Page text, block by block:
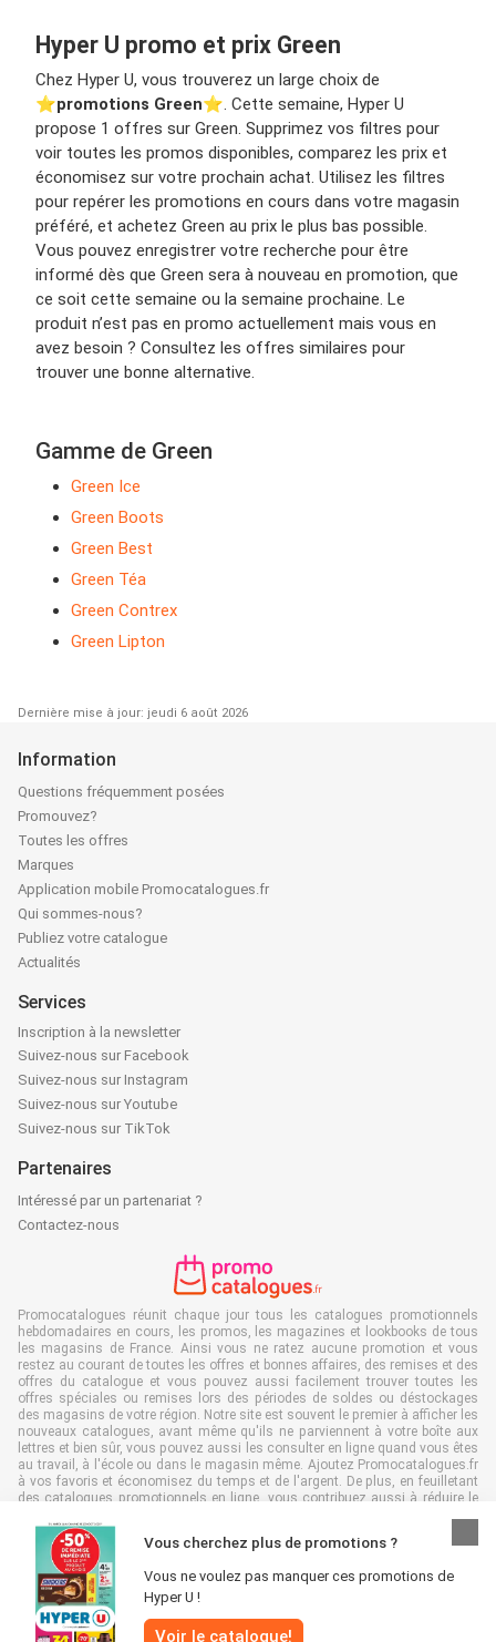
Hyper U promo et prix Green
Chez Hyper U, vous trouverez un large choix de
⭐️promotions Green⭐️. Cette semaine, Hyper U
propose 1 offres sur Green. Supprimez vos filtres pour
voir toutes les promos disponibles, comparez les prix et
économisez sur votre prochain achat. Utilisez les filtres
pour repérer les promotions en cours dans votre magasin
préféré, et achetez Green au prix le plus bas possible.
Vous pouvez enregistrer votre recherche pour être
informé dès que Green sera à nouveau en promotion, que
ce soit cette semaine ou la semaine prochaine. Le
produit n’est pas en promo actuellement mais vous en
avez besoin ? Consultez les offres similaires pour
trouver une bonne alternative.
Gamme de Green
Green Ice
Green Boots
Green Best
Green Téa
Green Contrex
Green Lipton
Dernière mise à jour: jeudi 6 août 2026
Vous cherchez plus de promotions ?
Vous ne voulez pas manquer ces promotions de
Hyper U !
Voir le catalogue!
Information
Questions fréquemment posées
Promouvez?
Toutes les offres
Marques
Application mobile Promocatalogues.fr
Qui sommes-nous?
Publiez votre catalogue
Actualités
Services
Inscription à la newsletter
Suivez-nous sur Facebook
Suivez-nous sur Instagram
Suivez-nous sur Youtube
Suivez-nous sur TikTok
Partenaires
Intéressé par un partenariat ?
Contactez-nous
Promocatalogues réunit chaque jour tous les catalogues promotionnels
hebdomadaires en cours, les promos, les magazines et lookbooks de tous
les magasins de France. Ainsi vous ne ratez aucune promotion et vous
restez au courant de toutes les offres et bonnes affaires, des remises et des
offres du catalogue et vous pouvez aussi facilement trouver toutes les
offres spéciales ou remises lors des périodes de soldes ou déstockages
des magasins de votre région. Notre site est souvent le premier à afficher les
nouveaux catalogues, avant même qu'ils ne parviennent à votre boîte aux
lettres et bien sûr, vous pouvez aussi les consulter en ligne quand vous êtes
au travail, à l'école ou dans le magasin même. Ajoutez Promocatalogues.fr
à vos favoris et économisez du temps et de l'argent. De plus, en feuilletant
des catalogues promotionnels en ligne, vous contribuez aussi à réduire le
Tous droits réservés & copie : Promocatalogues.fr 2026 |